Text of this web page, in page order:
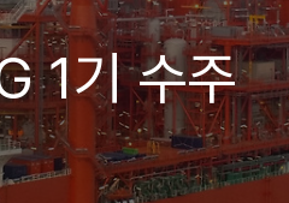
1기 수주